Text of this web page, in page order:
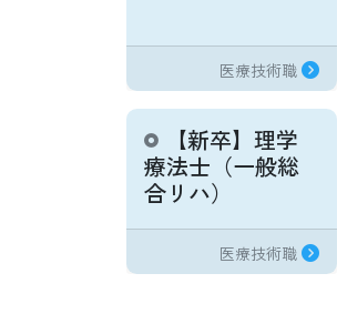
医療技術職
【新卒】理学
療法士（一般総
合リハ）
医療技術職